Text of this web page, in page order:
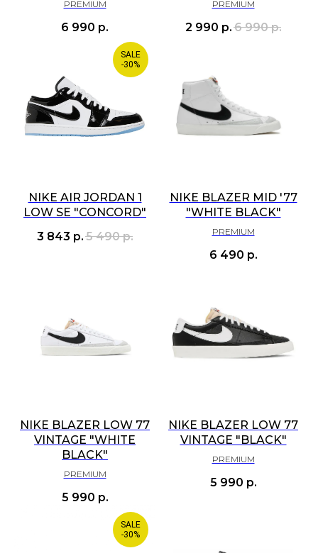
PREMIUM
6 990 р.
PREMIUM
2 990 р.6 990 р.
SALE
-30%
NIKE AIR JORDAN 1
LOW SE "CONCORD"
3 843 р.5 490 р.
NIKE BLAZER MID '77
"WHITE BLACK"
PREMIUM
6 490 р.
NIKE BLAZER LOW 77
VINTAGE "WHITE
BLACK"
PREMIUM
5 990 р.
NIKE BLAZER LOW 77
VINTAGE "BLACK"
PREMIUM
5 990 р.
SALE
-30%